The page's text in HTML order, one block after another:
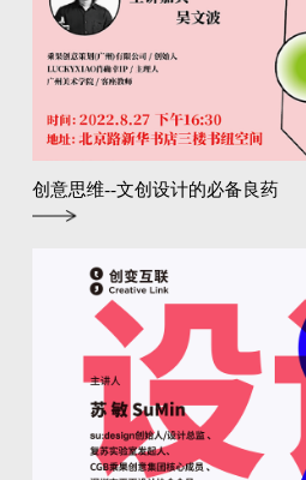
创意思维--文创设计的必备良药